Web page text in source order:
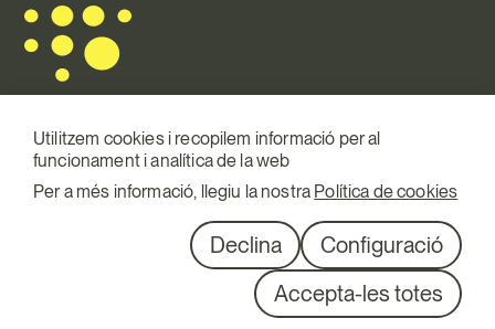
Mail.
info@terraqui.com
Telf.
+34 934 146 307
Utilitzem cookies i recopilem informació per al
funcionament i analítica de la web
Per a més informació, llegiu la nostra Política de cookies
Declina
Configuració
Accepta-les totes